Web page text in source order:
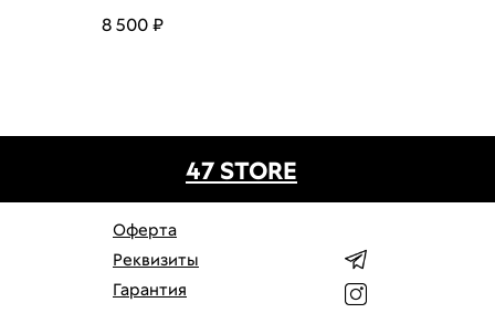
8 500 ₽
Оферта
Реквизиты
Гарантия
47 STORE